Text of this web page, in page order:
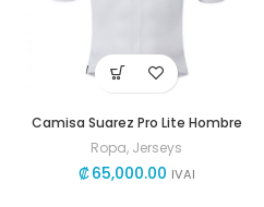
Camisa Suarez Pro Lite Hombre
Ropa, Jerseys
₡65,000.00 IVAI